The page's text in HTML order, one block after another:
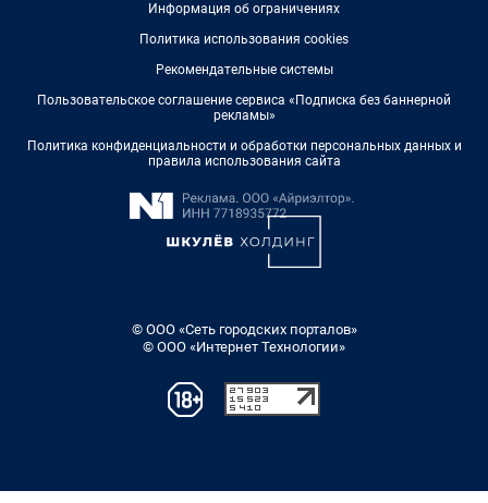
Информация об ограничениях
Политика использования cookies
Рекомендательные системы
Пользовательское соглашение сервиса «Подписка без баннерной
рекламы»
Политика конфиденциальности и обработки персональных данных и
правила использования сайта
© ООО «Сеть городских порталов»
© ООО «Интернет Технологии»